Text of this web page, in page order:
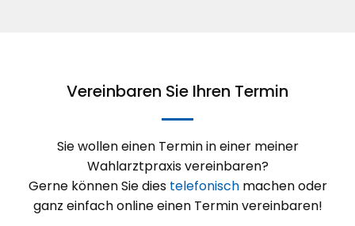
Vereinbaren Sie Ihren Termin
Sie wollen einen Termin in einer meiner
Wahlarztpraxis vereinbaren?
Gerne können Sie dies telefonischmachen oder
ganz einfach online einen Termin vereinbaren!